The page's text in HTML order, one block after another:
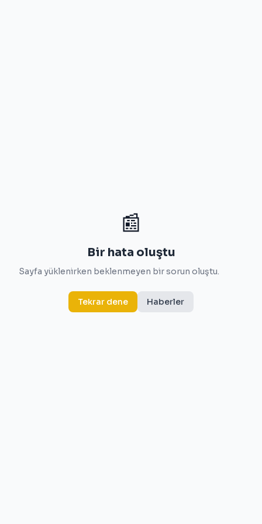
📰
Bir hata oluştu
Sayfa yüklenirken beklenmeyen bir sorun oluştu.
Tekrar dene Haberler